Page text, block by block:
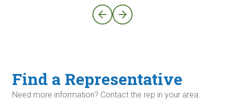
Find a Representative
Need more information? Contact the rep in your area.